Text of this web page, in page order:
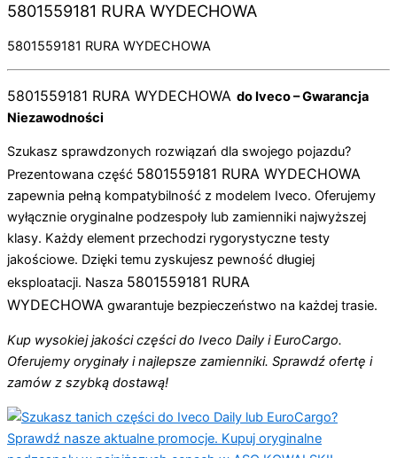
5801559181 RURA WYDECHOWA
5801559181 RURA WYDECHOWA
5801559181 RURA WYDECHOWA do Iveco – Gwarancja
Niezawodności
Szukasz sprawdzonych rozwiązań dla swojego pojazdu?
Prezentowana część 5801559181 RURA WYDECHOWA
zapewnia pełną kompatybilność z modelem Iveco. Oferujemy
wyłącznie oryginalne podzespoły lub zamienniki najwyższej
klasy. Każdy element przechodzi rygorystyczne testy
jakościowe. Dzięki temu zyskujesz pewność długiej
eksploatacji. Nasza 5801559181 RURA
WYDECHOWA gwarantuje bezpieczeństwo na każdej trasie.
Kup wysokiej jakości części do Iveco Daily i EuroCargo.
Oferujemy oryginały i najlepsze zamienniki. Sprawdź ofertę i
zamów z szybką dostawą!